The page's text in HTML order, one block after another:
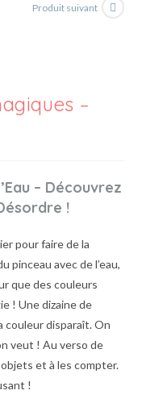
Produit suivant
–
– Découvrez
!
pour faire de la
pinceau avec de l’eau,
que des couleurs
! Une dizaine de
couleur disparaît. On
veut ! Au verso de
et à les compter.
!